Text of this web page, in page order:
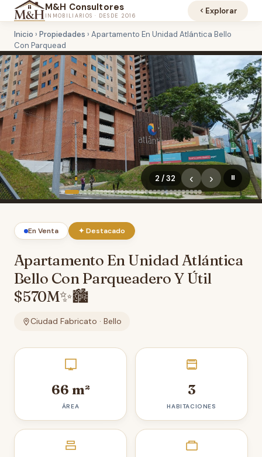
M&H Consultores
INMOBILIARIOS · DESDE 2016 Explorar
Inicio › Propiedades › Apartamento En Unidad Atlántica Bello
Con Parquead
2 / 32 ‹ › ⏸
En Venta ✦ Destacado
Apartamento En Unidad Atlántica
Bello Con Parqueadero Y Útil
$570M✨🏙️
Ciudad Fabricato · Bello
66 m²
ÁREA
3
HABITACIONES